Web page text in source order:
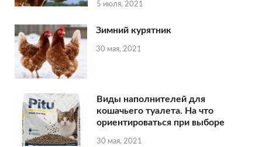
5 июля, 2021
Зимний курятник
30 мая, 2021
Виды наполнителей для
кошачьего туалета. На что
ориентироваться при выборе
30 мая, 2021